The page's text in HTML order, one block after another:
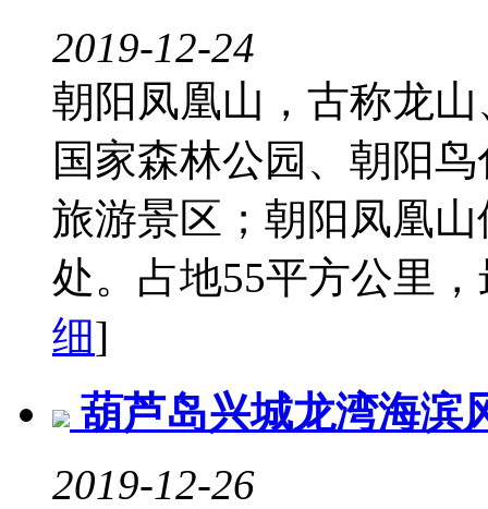
2019-12-24
朝阳凤凰山，古称龙
国家森林公园、朝阳
旅游景区；朝阳凤凰
处。占地55平方公里
细]
葫芦岛兴城龙湾海滨
2019-12-26